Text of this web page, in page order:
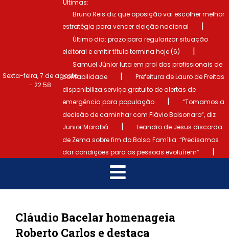
Sexta-feira, 7 de agosto
- 22:59
Últimas:
Bruno Reis diz que oposição vai escolher melhor
estratégia para vencer eleição nacional
|
Último dia: prazo para regularizar situação
eleitoral e emitir título termina hoje (6)
|
Samuel Júnior luta em prol dos profissionais de
contabilidade
|
Prefeitura de Lauro de Freitas
disponibiliza serviço gratuito de alertas de
emergência para população
|
“Tomamos a
decisão de caminhar com Flávio Bolsonaro”, diz
Junior Marabá
|
Leandro de Jesus discorda
de Zema sobre fim do Bolsa Família: “Precisamos
dar condições para as pessoas evoluírem”
|
Cláudio Bacelar homenageia
Roberto Carlos e destaca